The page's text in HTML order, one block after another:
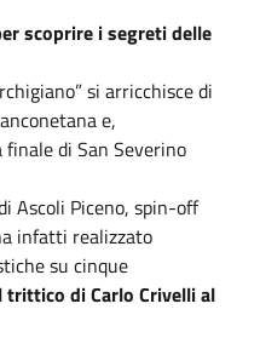
scoprire i segreti delle
si arricchisce di
e,
di San Severino
Ascoli Piceno, spin-off
infatti realizzato
su cinque
trittico di Carlo Crivelli al